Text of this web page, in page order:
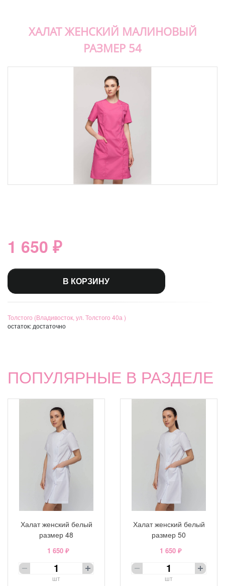
ХАЛАТ ЖЕНСКИЙ МАЛИНОВЫЙ
РАЗМЕР 54
1 650 ₽
В КОРЗИНУ
Толстого (Владивосток, ул. Толстого 40а )
остаток: достаточно
ПОПУЛЯРНЫЕ В РАЗДЕЛЕ
Халат женский белый
размер 48
1 650 ₽
шт
Халат женский белый
размер 50
1 650 ₽
шт